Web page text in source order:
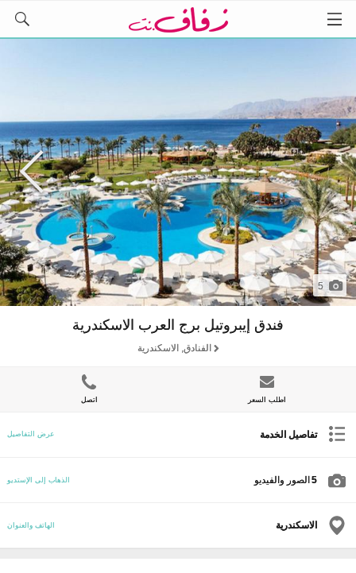
5
فندق إيبروتيل برج العرب الاسكندرية
الفنادق, الاسكندرية
اطلب السعر اتصل
تفاصيل الخدمة عرض التفاصيل
5 الصور والفيديو الذهاب إلى الإستديو
الاسكندرية الهاتف والعنوان